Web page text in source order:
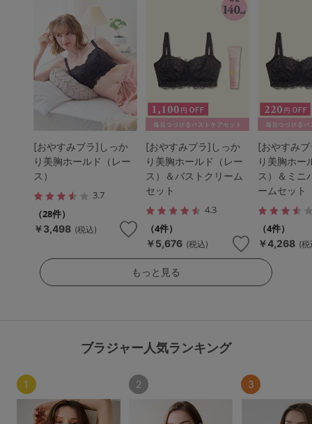
[おやすみブラ]しっか
り美胸ホールド（レー
ス）
3.7
（28件）
￥3,498 (税込)
[おやすみブラ]しっか
り美胸ホールド（レー
ス）＆バストクリーム
セット
4.3
（4件）
￥5,676 (税込)
[おやすみ
り美胸ホー
ス）＆ミニ
ームセット
（4件）
￥4,268 (
もっと見る
ブラジャー人気ランキング
1 2 3